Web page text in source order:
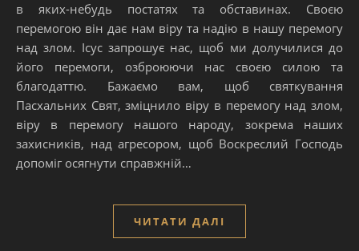
в яких-небудь постатях та обставинах. Своєю
перемогою він дає нам віру та надію в нашу перемогу
над злом. Ісус запрошує нас, щоб ми долучилися до
його перемоги, озброюючи нас своєю силою та
благодаттю. Бажаємо вам, щоб святкування
Пасхальних Свят, зміцнило віру в перемогу над злом,
віру в перемогу нашого народу, зокрема наших
захисників, над агресором, щоб Воскреслий Господь
допоміг осягнути справжній…
ЧИТАТИ ДАЛІ